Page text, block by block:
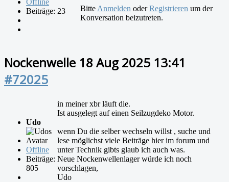
Offline
Beiträge: 23
Bitte Anmelden oderRegistrieren um der
Konversation beizutreten.
Nockenwelle 18 Aug 2025 13:41
#72025
Udo
Offline
Beiträge:
805
in meiner xbr läuft die.
Ist ausgelegt auf einen Seilzugdeko Motor.
wenn Du die selber wechseln willst , suche und
lese möglichst viele Beiträge hier im forum und
unter Technik gibts glaub ich auch was.
Neue Nockenwellenlager würde ich noch
vorschlagen,
Udo